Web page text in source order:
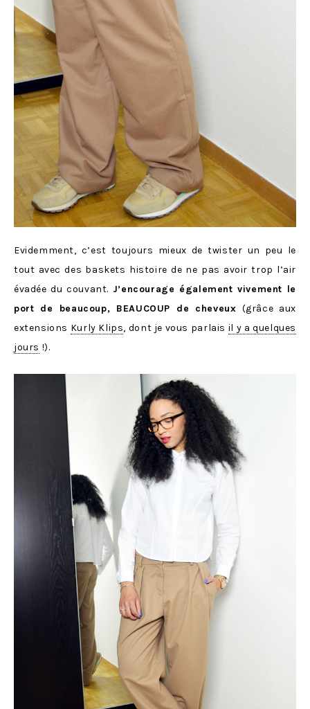
Evidemment, c’est toujours mieux de twister un peu le
tout avec des baskets histoire de ne pas avoir trop l’air
évadée du couvant. J’encourage également vivement le
port de beaucoup, BEAUCOUP de cheveux (grâce aux
extensions Kurly Klips, dont je vous parlais il y a quelques
jours !).